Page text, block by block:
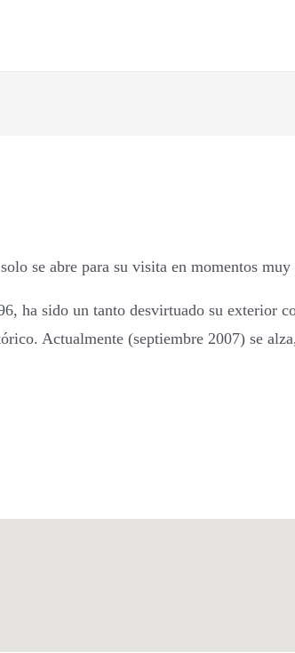
se abre para su visita en momentos
ha sido un tanto desvirtuado su exterior
Actualmente (septiembre 2007) se